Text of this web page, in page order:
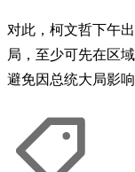
对此，柯文哲下午
局，至少可先在区
避免因总统大局影